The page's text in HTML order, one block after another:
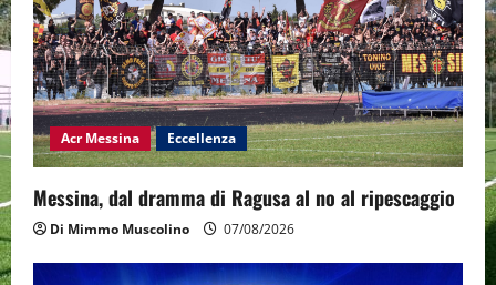
Acr Messina Eccellenza
Messina, dal dramma di Ragusa al no al ripescaggio
Di Mimmo Muscolino 07/08/2026